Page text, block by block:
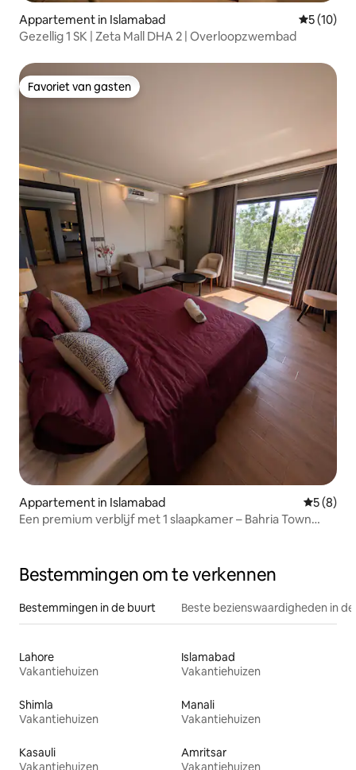
Appartement in Islamabad
5 (10)
Gezellig 1 SK | Zeta Mall DHA 2 | Overloopzwembad
Favoriet van gasten
Favoriet van gasten
Appartement in Islamabad
5 (8)
Een premium verblijf met 1 slaapkamer – Bahria Town
Bestemmingen om te verkennen
Bestemmingen in de buurt Beste bezienswaardigheden in
Lahore
Vakantiehuizen
Islamabad
Vakantiehuizen
Shimla
Vakantiehuizen
Manali
Vakantiehuizen
Kasauli
Vakantiehuizen
Amritsar
Vakantiehuizen